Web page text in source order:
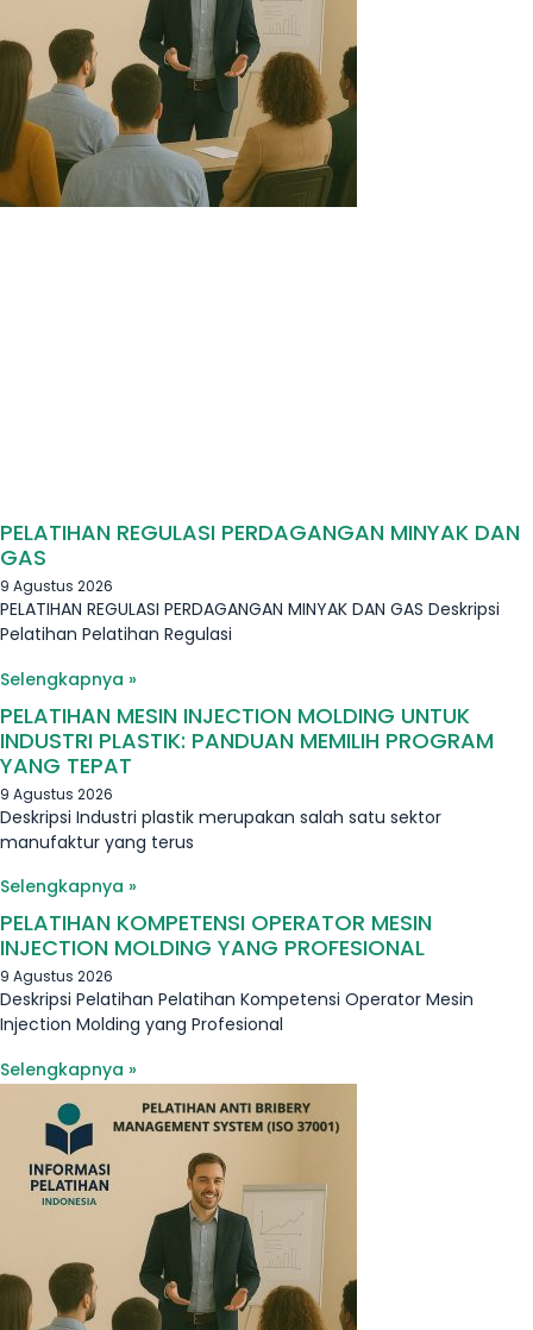
PELATIHAN REGULASI PERDAGANGAN MINYAK DAN
GAS
9 Agustus 2026
PELATIHAN REGULASI PERDAGANGAN MINYAK DAN GAS Deskripsi
Pelatihan Pelatihan Regulasi
Selengkapnya »
PELATIHAN MESIN INJECTION MOLDING UNTUK
INDUSTRI PLASTIK: PANDUAN MEMILIH PROGRAM
YANG TEPAT
9 Agustus 2026
Deskripsi Industri plastik merupakan salah satu sektor
manufaktur yang terus
Selengkapnya »
PELATIHAN KOMPETENSI OPERATOR MESIN
INJECTION MOLDING YANG PROFESIONAL
9 Agustus 2026
Deskripsi Pelatihan Pelatihan Kompetensi Operator Mesin
Injection Molding yang Profesional
Selengkapnya »